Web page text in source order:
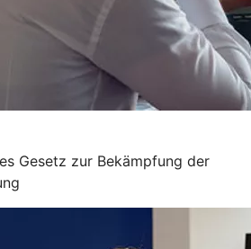
Gesetz zur Bekämpfung der